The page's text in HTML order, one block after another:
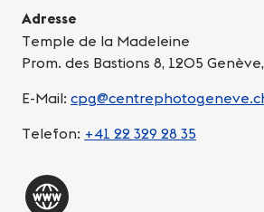
Adresse
Temple de la Madeleine
Prom. des Bastions 8, 1205
E-Mail:
Telefon: +41 22 329 28 35